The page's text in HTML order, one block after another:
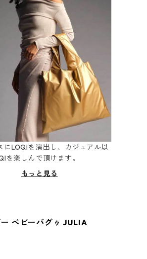
にLOQIを演出し、カジュアル以
を楽しんで頂けます。
もっと見る
ベビーバグゥ JULIA